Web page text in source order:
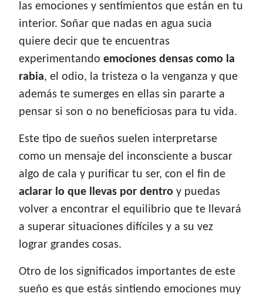
las emociones y sentimientos que están en tu
interior. Soñar que nadas en agua sucia
quiere decir que te encuentras
experimentando emociones densas como la
rabia, el odio, la tristeza o la venganza y que
además te sumerges en ellas sin pararte a
pensar si son o no beneficiosas para tu vida.
Este tipo de sueños suelen interpretarse
como un mensaje del inconsciente a buscar
algo de cala y purificar tu ser, con el fin de
aclarar lo que llevas por dentro y puedas
volver a encontrar el equilibrio que te llevará
a superar situaciones difíciles y a su vez
lograr grandes cosas.
Otro de los significados importantes de este
sueño es que estás sintiendo emociones muy